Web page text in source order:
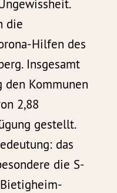
die
Hilfen des
Insgesamt
den Kommunen
2,88
gestellt.
das
die S-